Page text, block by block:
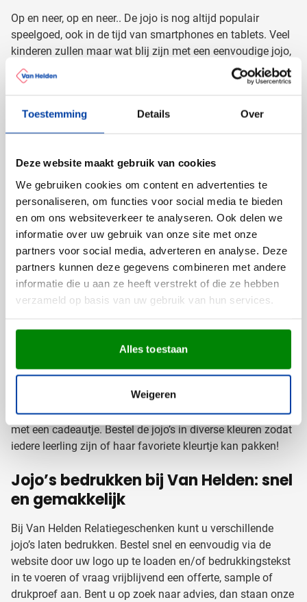
Toestemming Details Over
Deze website maakt gebruik van cookies
We gebruiken cookies om content en advertenties te
personaliseren, om functies voor social media te bieden
en om ons websiteverkeer te analyseren. Ook delen we
informatie over uw gebruik van onze site met onze
partners voor social media, adverteren en analyse. Deze
partners kunnen deze gegevens combineren met andere
informatie die u aan ze heeft verstrekt of die ze hebben
verzameld op basis van uw gebruik van hun services.
Alles toestaan
Weigeren
Op en neer, op en neer.. De jojo is nog altijd populair
speelgoed, ook in de tijd van smartphones en tablets. Veel
kinderen zullen maar wat blij zijn met een eenvoudige jojo,
ook al kan je er niet eens mee online! Daarmee is de jojo
een erg geschikt promotieartikel om uw logo en/of naam
uiteraard het beste bij een jongere doelgroep, maar
onderschat ook de aantrekkingskracht op volwassenen
of er zelfs allerlei trucjes mee konden zullen het moeilijk
kunnen laten om eens te kijken wat ze er nog van kunnen –
met uw bedrukte jojo.
Perfect promotiemiddel met een
klein budget
De jojo is een zeer betaalbaar geschenk met een groot en
zeer zichtbaar drukvlak. Dat maakt het speelgoed tot een
Tegen een kleine investering deelt u de hele dag jojo’s uit
aan bezoekers van uw evenement, open dag of beurs. Ook
zijn bedrukte jojo’s natuurlijk leuk om uit te delen op
scholen en onderwijsinstellingen: bijvoorbeeld al
aandenken aan een sportdag of klassenuitje, of aan het
begin van het nieuwe schooljaar om iedereen te verrassen
met een cadeautje. Bestel de jojo’s in diverse kleuren zodat
iedere leerling zijn of haar favoriete kleurtje kan pakken!
Jojo’s bedrukken bij Van Helden: snel
en gemakkelijk
Bij Van Helden Relatiegeschenken kunt u verschillende
jojo’s laten bedrukken. Bestel snel en eenvoudig via de
website door uw logo up te loaden en/of bedrukkingstekst
in te voeren of vraag vrijblijvend een offerte, sample of
drukproef aan. Bent u op zoek naar advies, dan staan onze